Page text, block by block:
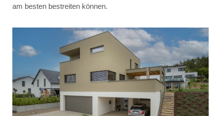
am besten bestreiten können.